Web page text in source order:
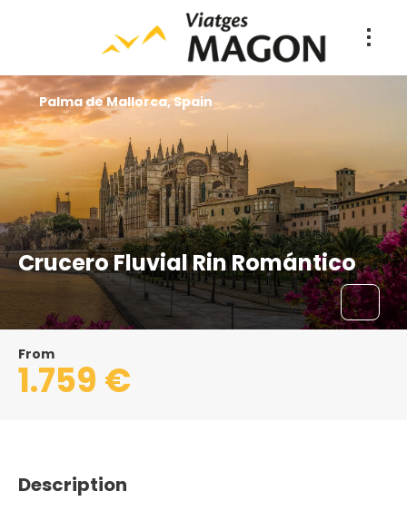
Crucero Fluvial Rin Romántico
Palma de Mallorca, Spain
From
1.759 €
Description